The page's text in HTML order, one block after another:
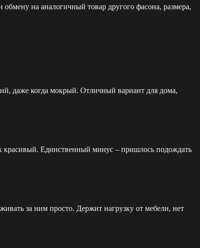
на аналогичный товар другого фасона, размера,
даже когда мокрый. Отличный вариант для дома,
красивый. Единственный минус – пришлось подождать
за ним просто. Держит нагрузку от мебели, нет